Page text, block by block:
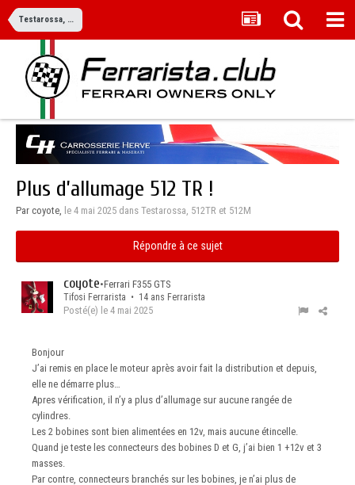
Testarossa, 512TR et 512M
Plus d’allumage 512 TR !
Par coyote, le 4 mai 2025 dans Testarossa, 512TR et 512M
Répondre à ce sujet
coyote•Ferrari F355 GTS
Tifosi Ferrarista • 14 ans Ferrarista
Posté(e) le 4 mai 2025
Bonjour
J’ai remis en place le moteur après avoir fait la distribution et depuis,
elle ne démarre plus…
Apres vérification, il n’y a plus d’allumage sur aucune rangée de
cylindres.
Les 2 bobines sont bien alimentées en 12v, mais aucune étincelle.
Quand je teste les connecteurs des bobines D et G, j’ai bien 1 +12v et 3
masses.
Par contre, connecteurs branchés sur les bobines, je n’ai plus de